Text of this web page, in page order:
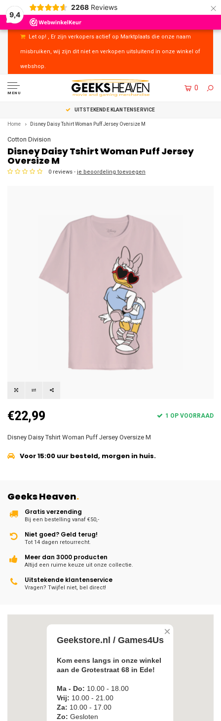
9,4
2268 Reviews ×
Let op! , Er zijn verkopers actief op Marktplaats die onze naam
misbruiken, wij zijn dit niet en verkopen uitsluitend in onze winkel of
webshop.
MENU
0
UITSTEKENDE KLANTENSERVICE
Home Disney Daisy Tshirt Woman Puff Jersey Oversize M
Cotton Division
Disney Daisy Tshirt Woman Puff Jersey
Oversize M
0 reviews - je beoordeling toevoegen
€22,99 1 OP VOORRAAD
Disney Daisy Tshirt Woman Puff Jersey Oversize M
Voor 15:00 uur besteld, morgen in huis.
Geeks Heaven.
Gratis verzending
Bij een bestelling vanaf €50,-
Niet goed? Geld terug!
Tot 14 dagen retourrecht.
Meer dan 3000 producten
Altijd een ruime keuze uit onze collectie.
Uitstekende klantenservice
Vragen? Twijfel niet, bel direct!